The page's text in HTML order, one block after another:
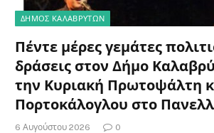
ΔΗΜΟΣ ΚΑΛΑΒΡΥΤΩΝ
Πέντε μέρες γεμάτες
δράσεις στον Δήμο
την Κυριακή Πρωτοψάλτη
Πορτοκάλογλου στο
6 Αυγούστου 2026 0